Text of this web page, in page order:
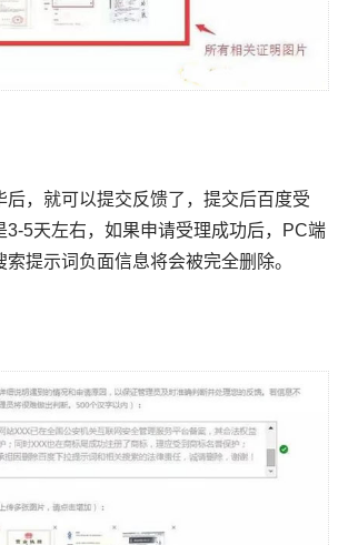
后，就可以提交反馈了，提交后百度受
3-5天左右，如果申请受理成功后，PC端
提示词负面信息将会被完全删除。